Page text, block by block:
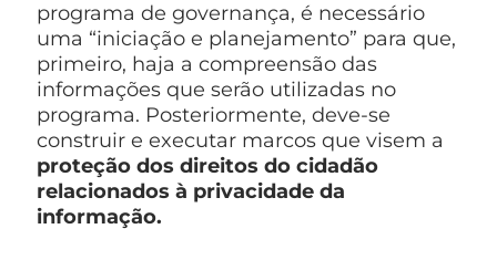
programa de governança, é necessário
uma “iniciação e planejamento” para que,
primeiro, haja a compreensão das
informações que serão utilizadas no
programa. Posteriormente, deve-se
construir e executar marcos que visem a
proteção dos direitos do cidadão
relacionados à privacidade da
informação.